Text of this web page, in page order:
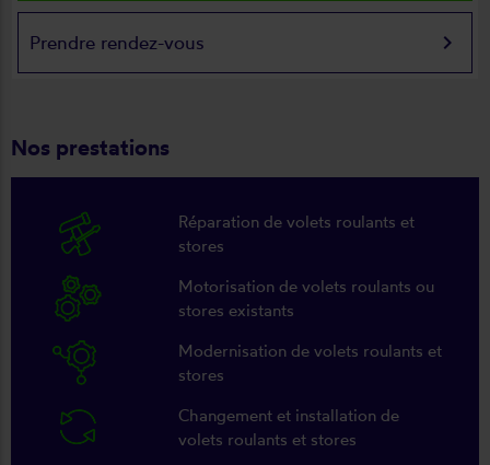
Prendre rendez-vous keyboard_arrow_right
Nos prestations
Réparation de volets roulants et
stores
Motorisation de volets roulants ou
stores existants
Modernisation de volets roulants et
stores
Changement et installation de
volets roulants et stores